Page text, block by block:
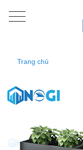
Trang chủ